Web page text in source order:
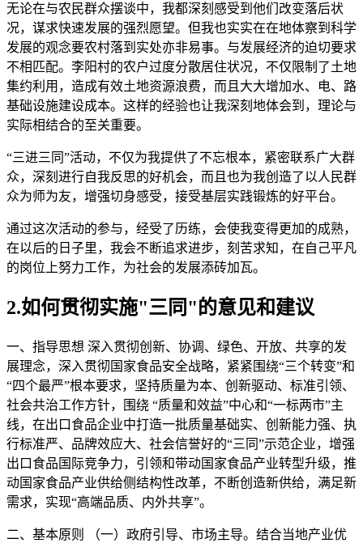
无论在与农民群众摆谈中，我都深刻感受到他们改变落后状
况，谋求快速发展的强烈愿望。但我也实实在在地体察到科学
发展的观念要农村落到实处亦非易事。与发展经济的迫切要求
不相匹配。李阳村的农户过度分散居住状况，不仅限制了土地
集约利用，造成有效土地资源浪费，而且大大增加水、电、路
基础设施建设成本。这样的经验也让我深刻地体会到，理论与
实际相结合的至关重要。
“三进三同”活动，不仅为我提供了不忘根本，紧密联系广大群
众，深刻进行自我反思的好机会，而且也为我创造了以人民群
众为师为友，增强切身感受，接受基层实践锻炼的好平台。
通过这次活动的参与，经受了历练，会使我变得更加的成熟，
在以后的日子里，我会不断追求进步，刻苦求知，在自己平凡
的岗位上努力工作，为社会的发展添砖加瓦。
2.如何贯彻实施"三同"的意见和建议
一、指导思想 深入贯彻创新、协调、绿色、开放、共享的发
展理念，深入贯彻国家食品安全战略，紧紧围绕“三个转变”和
“四个最严”根本要求，坚持质量为本、创新驱动、标准引领、
社会共治工作方针，围绕 “质量和效益”中心和“一标两市”主
线，在出口食品企业中打造一批质量基础实、创新能力强、执
行标准严、品牌效应大、社会信誉好的“三同”示范企业，增强
出口食品国际竞争力，引领和带动国家食品产业转型升级，推
动国家食品产业供给侧结构性改革，不断创造新供给，满足新
需求，实现“高端品质、内外共享”。
二、基本原则 （一）政府引导、市场主导。结合当地产业优